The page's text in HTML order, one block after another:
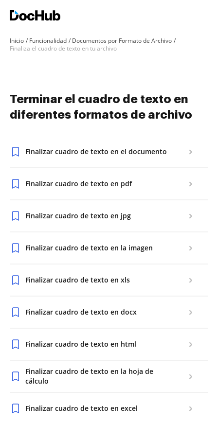
Inicio Funcionalidad
Documentos por Formato de Archivo
Finaliza el cuadro de texto en tu archivo
Terminar el cuadro de texto en
diferentes formatos de archivo
Finalizar cuadro de texto en el documento
Finalizar cuadro de texto en pdf
Finalizar cuadro de texto en jpg
Finalizar cuadro de texto en la imagen
Finalizar cuadro de texto en xls
Finalizar cuadro de texto en docx
Finalizar cuadro de texto en html
Finalizar cuadro de texto en la hoja de
cálculo
Finalizar cuadro de texto en excel